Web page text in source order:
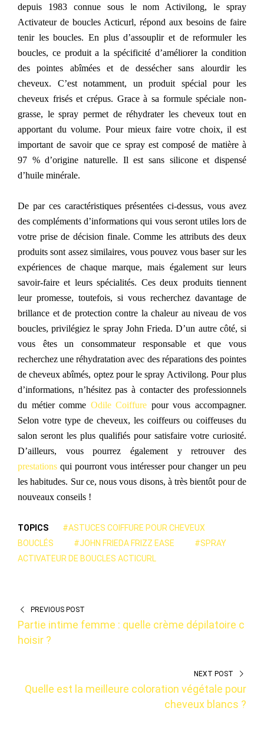
depuis 1983 connue sous le nom Activilong, le spray
Activateur de boucles Acticurl, répond aux besoins de faire
tenir les boucles. En plus d’assouplir et de reformuler les
boucles, ce produit a la spécificité d’améliorer la condition
des pointes abîmées et de dessécher sans alourdir les
cheveux. C’est notamment, un produit spécial pour les
cheveux frisés et crépus. Grace à sa formule spéciale non-
grasse, le spray permet de réhydrater les cheveux tout en
apportant du volume. Pour mieux faire votre choix, il est
important de savoir que ce spray est composé de matière à
97 % d’origine naturelle. Il est sans silicone et dispensé
d’huile minérale.
De par ces caractéristiques présentées ci-dessus, vous avez
des compléments d’informations qui vous seront utiles lors de
votre prise de décision finale. Comme les attributs des deux
produits sont assez similaires, vous pouvez vous baser sur les
expériences de chaque marque, mais également sur leurs
savoir-faire et leurs spécialités. Ces deux produits tiennent
leur promesse, toutefois, si vous recherchez davantage de
brillance et de protection contre la chaleur au niveau de vos
boucles, privilégiez le spray John Frieda. D’un autre côté, si
vous êtes un consommateur responsable et que vous
recherchez une réhydratation avec des réparations des pointes
de cheveux abîmés, optez pour le spray Activilong. Pour plus
d’informations, n’hésitez pas à contacter des professionnels
du métier comme Odile Coiffure pour vous accompagner.
Selon votre type de cheveux, les coiffeurs ou coiffeuses du
salon seront les plus qualifiés pour satisfaire votre curiosité.
D’ailleurs, vous pourrez également y retrouver des
prestations qui pourront vous intéresser pour changer un peu
les habitudes. Sur ce, nous vous disons, à très bientôt pour de
nouveaux conseils !
TOPICS
#ASTUCES COIFFURE POUR CHEVEUX
BOUCLÉS
#JOHN FRIEDA FRIZZ EASE
#SPRAY
ACTIVATEUR DE BOUCLES ACTICURL
PREVIOUS POST
Partie intime femme : quelle crème dépilatoire c
hoisir ?
NEXT POST
Quelle est la meilleure coloration végétale pour
cheveux blancs ?